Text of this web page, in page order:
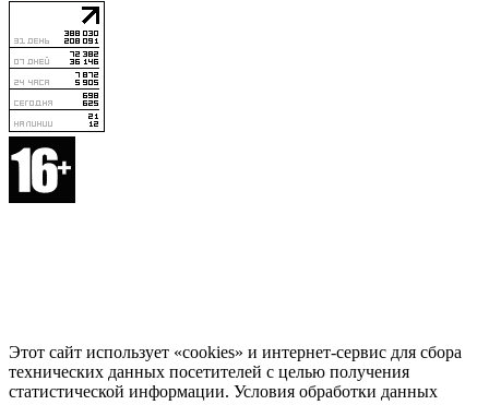
Этот сайт использует «cookies» и интернет-сервис для сбора
технических данных посетителей с целью получения
статистической информации. Условия обработки данных